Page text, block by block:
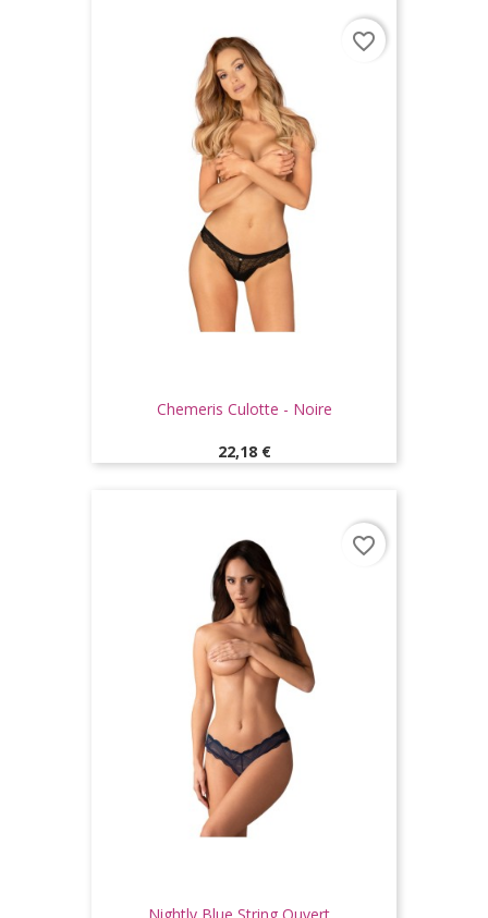
Chemeris Culotte - Noire
Prix
22,18 €
favorite_border
Nightly Blue String Ouvert...
favorite_border